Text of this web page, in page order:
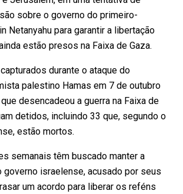
sobre o governo do primeiro-
Netanyahu para garantir a libertação
estão presos na Faixa de Gaza.
durante o ataque do
palestino Hamas em 7 de outubro
desencadeou a guerra na Faixa de
detidos, incluindo 33 que, segundo o
estão mortos.
semanais têm buscado manter a
israelense, acusado por seus
um acordo para liberar os reféns